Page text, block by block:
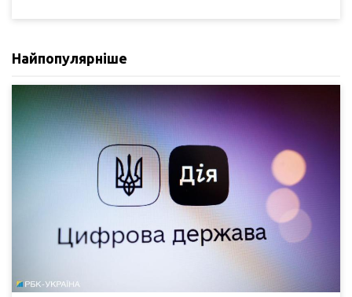
Найпопулярніше